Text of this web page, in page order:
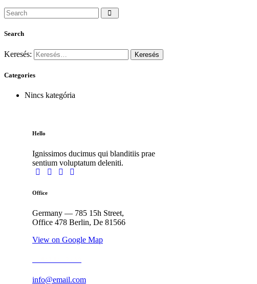
Search
Keresés:
Categories
Nincs kategória
Hello
Ignissimos ducimus qui blanditiis prae
sentium voluptatum deleniti.
Office
Germany — 785 15h Street,
Office 478 Berlin, De 81566
View on Google Map
info@email.com